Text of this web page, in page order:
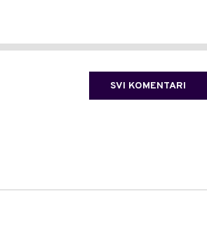
SVI KOMENTARI